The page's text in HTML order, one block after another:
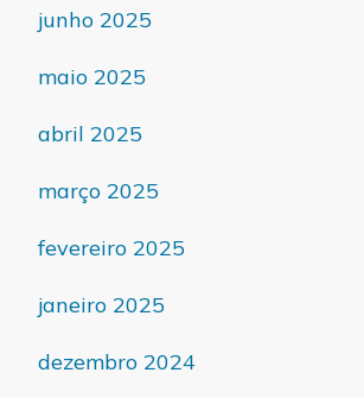
junho 2025
maio 2025
abril 2025
março 2025
fevereiro 2025
janeiro 2025
dezembro 2024